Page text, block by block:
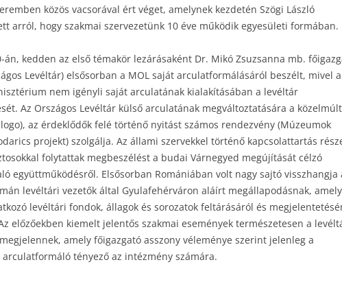
közös vacsorával ért véget, amelynek kezdetén Szögi László
arról, hogy szakmai szervezetünk 10 éve működik egyesületi formában.
án, kedden az első témakör lezárásaként Dr. Mikó Zsuzsanna mb.
Levéltár) elsősorban a MOL saját arculatformálásáról beszélt, mivel a
nem igényli saját arculatának kialakításában a levéltár
Az Országos Levéltár külső arculatának megváltoztatására a
az érdeklődők felé történő nyitást számos rendezvény (Múzeumok
projekt) szolgálja. Az állami szervekkel történő kapcsolattartás
folytattak megbeszélést a budai Várnegyed megújítását célzó
együttműködésről. Elsősorban Romániában volt nagy sajtó visszhangja
levéltári vezetők által Gyulafehérváron aláírt megállapodásnak,
levéltári fondok, állagok és sorozatok feltárásáról és
előzőekben kiemelt jelentős szakmai események természetesen a
amely főigazgató asszony véleménye szerint jelenleg a
tényező az intézmény számára.